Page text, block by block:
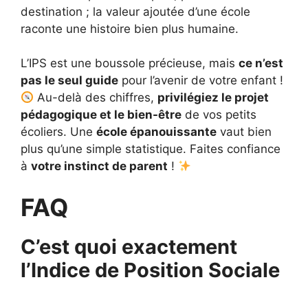
destination ; la valeur ajoutée d’une école
raconte une histoire bien plus humaine.
L’IPS est une boussole précieuse, mais ce n’est
pas le seul guide pour l’avenir de votre enfant !
Au-delà des chiffres, privilégiez le projet
pédagogique et le bien-être de vos petits
écoliers. Une école épanouissante vaut bien
plus qu’une simple statistique. Faites confiance
à votre instinct de parent !
FAQ
C’est quoi exactement
l’Indice de Position Sociale